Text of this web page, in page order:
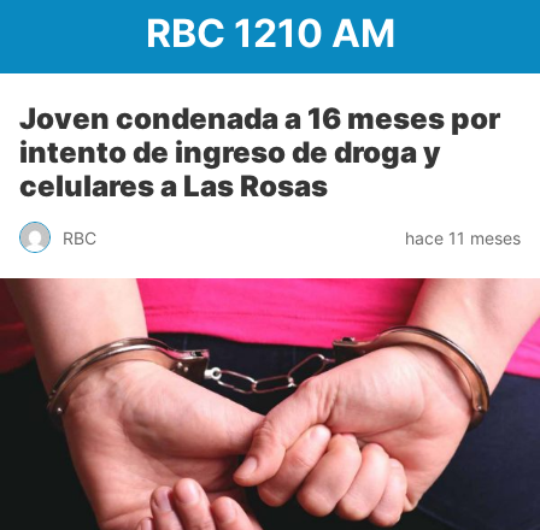
RBC 1210 AM
Joven condenada a 16 meses por
intento de ingreso de droga y
celulares a Las Rosas
RBC hace 11 meses